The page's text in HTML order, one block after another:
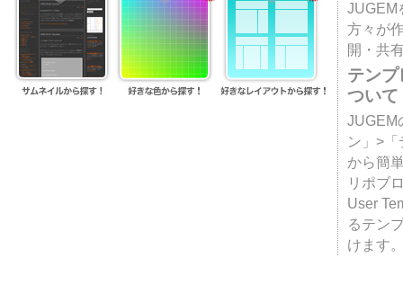
JUGEM
方々が
開・共
テン
ついて
JUGEM
ン」>
から簡
リポブ
User
るテン
けます